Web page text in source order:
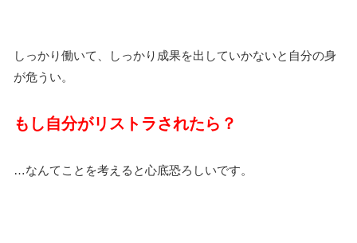
しっかり働いて、しっかり成果を出していかないと自分の身
が危うい。
もし自分がリストラされたら？
…なんてことを考えると心底恐ろしいです。